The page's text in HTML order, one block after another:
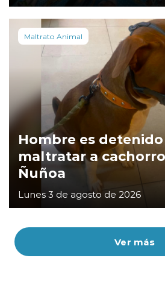
Ver más
Maltrato Animal
Hombre es
maltratar a
Ñuñoa
Lunes 3 de agosto de 2026